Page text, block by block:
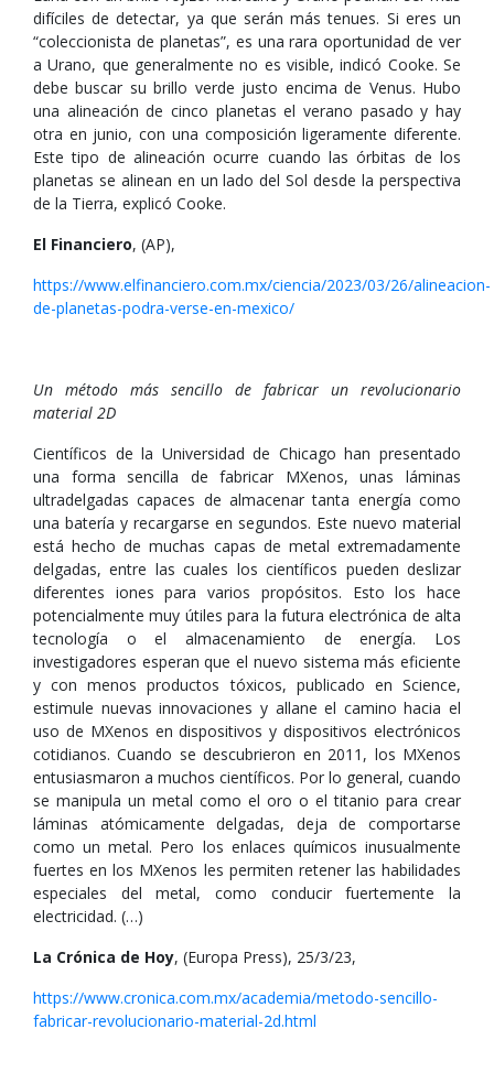
difíciles de detectar, ya que serán más tenues. Si eres un
“coleccionista de planetas”, es una rara oportunidad de ver
a Urano, que generalmente no es visible, indicó Cooke. Se
debe buscar su brillo verde justo encima de Venus. Hubo
una alineación de cinco planetas el verano pasado y hay
otra en junio, con una composición ligeramente diferente.
Este tipo de alineación ocurre cuando las órbitas de los
planetas se alinean en un lado del Sol desde la perspectiva
de la Tierra, explicó Cooke.
El Financiero, (AP),
https://www.elfinanciero.com.mx/ciencia/2023/03/26/alineacion-
de-planetas-podra-verse-en-mexico/
Un método más sencillo de fabricar un revolucionario
material 2D
Científicos de la Universidad de Chicago han presentado
una forma sencilla de fabricar MXenos, unas láminas
ultradelgadas capaces de almacenar tanta energía como
una batería y recargarse en segundos. Este nuevo material
está hecho de muchas capas de metal extremadamente
delgadas, entre las cuales los científicos pueden deslizar
diferentes iones para varios propósitos. Esto los hace
potencialmente muy útiles para la futura electrónica de alta
tecnología o el almacenamiento de energía. Los
investigadores esperan que el nuevo sistema más eficiente
y con menos productos tóxicos, publicado en Science,
estimule nuevas innovaciones y allane el camino hacia el
uso de MXenos en dispositivos y dispositivos electrónicos
cotidianos. Cuando se descubrieron en 2011, los MXenos
entusiasmaron a muchos científicos. Por lo general, cuando
se manipula un metal como el oro o el titanio para crear
láminas atómicamente delgadas, deja de comportarse
como un metal. Pero los enlaces químicos inusualmente
fuertes en los MXenos les permiten retener las habilidades
especiales del metal, como conducir fuertemente la
electricidad. (…)
La Crónica de Hoy, (Europa Press), 25/3/23,
https://www.cronica.com.mx/academia/metodo-sencillo-
fabricar-revolucionario-material-2d.html